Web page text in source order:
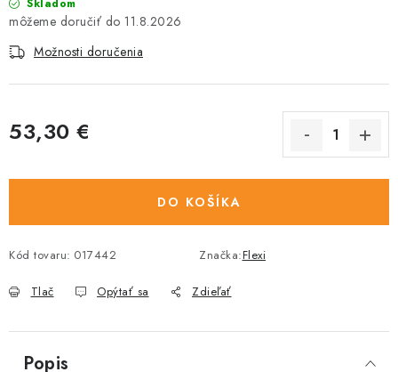
GELOREN KĽBOVÁ VÝŽIVA
Kontakty Predajňa
Skladom
11.8.2026
Možnosti doručenia
53,30 €
DO KOŠÍKA
Kód tovaru: 017442 Značka:Flexi
Tlač Opýtať sa Zdieľať
Popis